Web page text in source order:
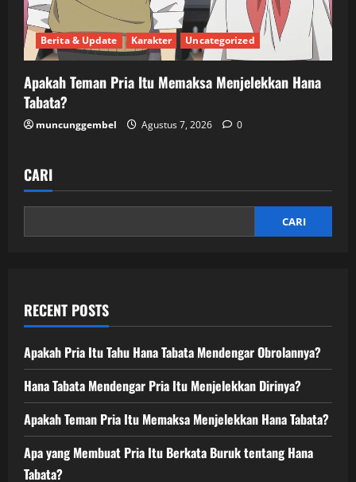
Berita & Update Karakter Uncategorized
Apakah Teman Pria Itu Memaksa Menjelekkan Hana
Tabata?
muncunggembel Agustus 7, 2026 0
CARI
CARI
RECENT POSTS
Apakah Pria Itu Tahu Hana Tabata Mendengar Obrolannya?
Hana Tabata Mendengar Pria Itu Menjelekkan Dirinya?
Apakah Teman Pria Itu Memaksa Menjelekkan Hana Tabata?
Apa yang Membuat Pria Itu Berkata Buruk tentang Hana
Tabata?